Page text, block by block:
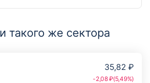
такого же сектора
35,82 ₽
-2,08 ₽(5,49%)